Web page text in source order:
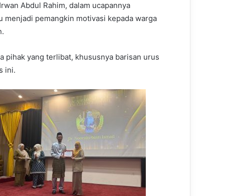
Abdul Rahim, dalam ucapannya
pemangkin motivasi kepada warga
pihak yang terlibat, khususnya barisan urus
ini.